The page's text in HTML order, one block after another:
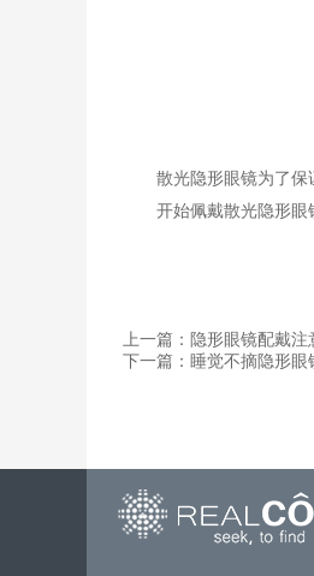
散光隐形眼镜为了保
开始佩戴散光隐形眼
上一篇：隐形眼镜配戴注
下一篇：睡觉不摘隐形眼